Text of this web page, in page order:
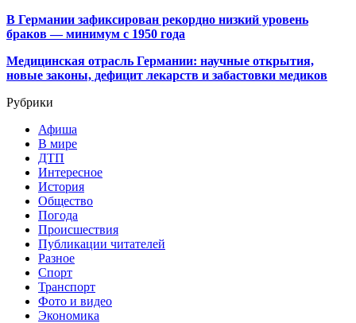
В Германии зафиксирован рекордно низкий уровень
браков — минимум с 1950 года
Медицинская отрасль Германии: научные открытия,
новые законы, дефицит лекарств и забастовки медиков
Рубрики
Афиша
В мире
ДТП
Интересное
История
Общество
Погода
Происшествия
Публикации читателей
Разное
Спорт
Транспорт
Фото и видео
Экономика